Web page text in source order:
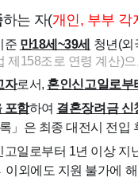
하는 자(개인, 부부 각
준 만18세~39세
청년(외
제158조로 연령 계산)
자로서, 혼인신고일로부
포함하여 결혼장려금 신
」은 최종 대전시 전
고일로부터 1년 이상 지
외에도 지원 불가에